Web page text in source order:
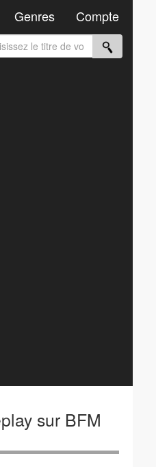
sur BFM
Genres Compte